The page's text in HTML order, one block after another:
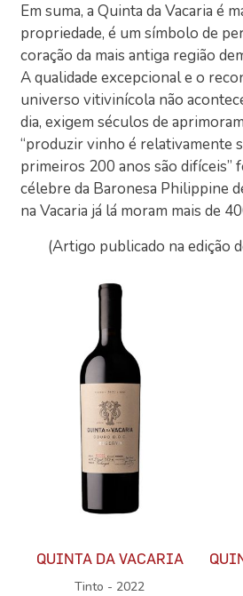
Em suma, a Quinta da Vacaria é
propriedade, é um símbolo de
coração da mais antiga região
A qualidade excepcional e o
universo vitivinícola não
dia, exigem séculos de
“produzir vinho é relativamente
primeiros 200 anos são difíceis”
célebre da Baronesa Philippine
na Vacaria já lá moram mais de
(Artigo publicado na edição
QUINTA DA VACARIA
Tinto - 2022